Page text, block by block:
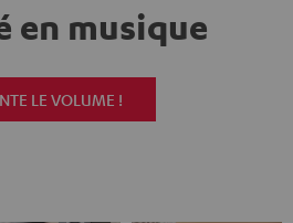
en musique
LE VOLUME !